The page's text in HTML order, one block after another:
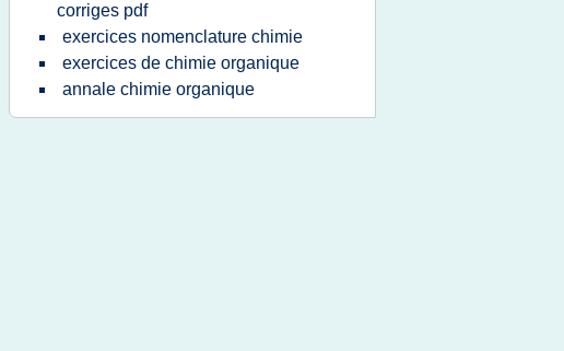
corriges pdf
exercices nomenclature chimie
exercices de chimie organique
annale chimie organique